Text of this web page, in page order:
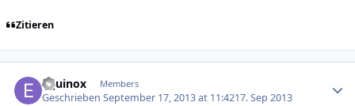
Zitieren
Equinox Members
GeschriebenSeptember 17, 2013 at 11:4217. Sep 2013